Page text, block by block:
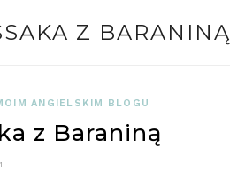
Z BARANINĄ
ANGIELSKIM BLOGU
z Baraniną